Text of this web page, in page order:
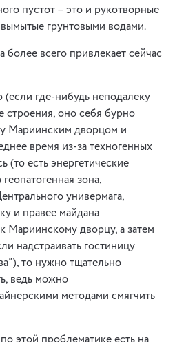
пустот – это и рукотворные
грунтовыми водами.
более всего привлекает сейчас
где-нибудь неподалеку
строения, оно себя бурно
Мариинским дворцом и
время из-за техногенных
(то есть энергетические
зона,
универмага,
и правее майдана
Мариинскому дворцу, а затем
надстраивать гостиницу
то нужно тщательно
ведь можно
методами смягчить